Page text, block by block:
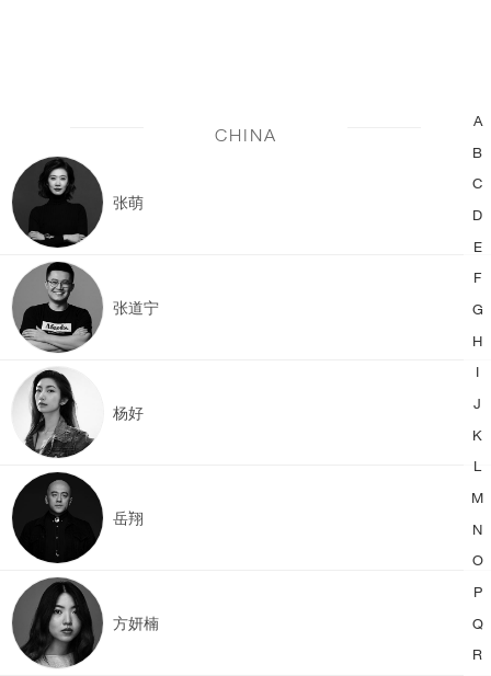
CHINA
张萌
张道宁
杨好
岳翔
方妍楠
A
B
C
D
E
F
G
H
I
J
K
L
M
N
O
P
Q
R